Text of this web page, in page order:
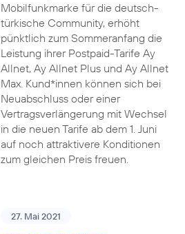
Mobilfunkmarke für die deutsch-
türkische Community, erhöht
pünktlich zum Sommeranfang die
Leistung ihrer Postpaid-Tarife Ay
Allnet, Ay Allnet Plus und Ay Allnet
Max. Kund*innen können sich bei
Neuabschluss oder einer
Vertragsverlängerung mit Wechsel
in die neuen Tarife ab dem 1. Juni
auf noch attraktivere Konditionen
zum gleichen Preis freuen.
27. Mai 2021